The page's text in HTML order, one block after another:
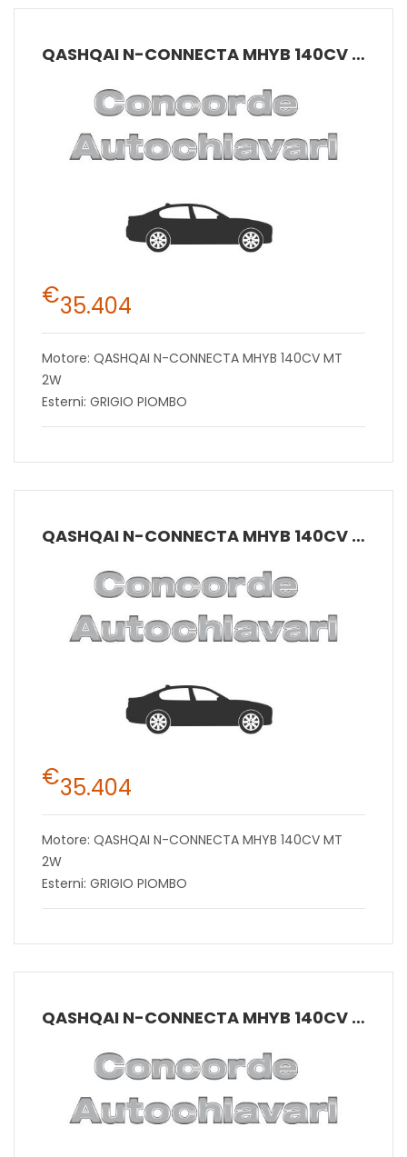
QASHQAI N-CONNECTA MHYB 140CV MT 2W
€35.404
Motore: QASHQAI N-CONNECTA MHYB 140CV MT
2W
Esterni: GRIGIO PIOMBO
QASHQAI N-CONNECTA MHYB 140CV MT 2W
€35.404
Motore: QASHQAI N-CONNECTA MHYB 140CV MT
2W
Esterni: GRIGIO PIOMBO
QASHQAI N-CONNECTA MHYB 140CV MT 2W